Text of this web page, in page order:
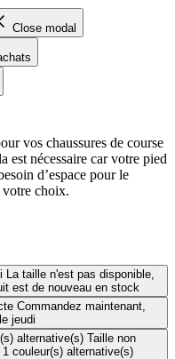
Close modal
vos chaussures de course
est nécessaire car votre pied
d’espace pour le
votre choix.
La taille n'est pas disponible,
est de nouveau en stock
Commandez maintenant,
jeudi
alternative(s) Taille non
couleur(s) alternative(s)